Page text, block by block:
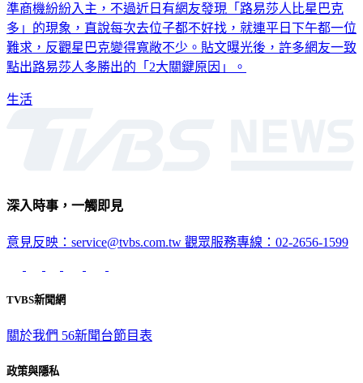
準商機紛紛入主，不過近日有網友發現「路易莎人比星巴克
多」的現象，直說每次去位子都不好找，就連平日下午都一位
難求，反觀星巴克變得寬敞不少。貼文曝光後，許多網友一致
點出路易莎人多勝出的「2大關鍵原因」。
生活
深入時事，一觸即見
意見反映：service@tvbs.com.tw 觀眾服務專線：02-2656-1599
TVBS新聞網
關於我們 56新聞台節目表
政策與隱私